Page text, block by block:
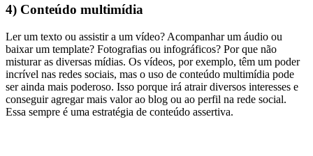
4) Conteúdo multimídia
Ler um texto ou assistir a um vídeo? Acompanhar um áudio ou
baixar um template? Fotografias ou infográficos? Por que não
misturar as diversas mídias. Os vídeos, por exemplo, têm um poder
incrível nas redes sociais, mas o uso de conteúdo multimídia pode
ser ainda mais poderoso. Isso porque irá atrair diversos interesses e
conseguir agregar mais valor ao blog ou ao perfil na rede social.
Essa sempre é uma estratégia de conteúdo assertiva.